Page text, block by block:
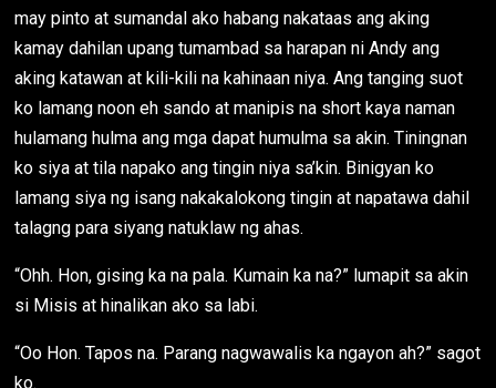
may pinto at sumandal ako habang nakataas ang aking
kamay dahilan upang tumambad sa harapan ni Andy ang
aking katawan at kili-kili na kahinaan niya. Ang tanging suot
ko lamang noon eh sando at manipis na short kaya naman
hulamang hulma ang mga dapat humulma sa akin. Tiningnan
ko siya at tila napako ang tingin niya sa’kin. Binigyan ko
lamang siya ng isang nakakalokong tingin at napatawa dahil
talagng para siyang natuklaw ng ahas.
“Ohh. Hon, gising ka na pala. Kumain ka na?” lumapit sa akin
si Misis at hinalikan ako sa labi.
“Oo Hon. Tapos na. Parang nagwawalis ka ngayon ah?” sagot
ko.